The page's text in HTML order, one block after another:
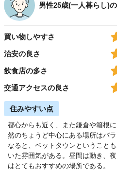
男性25歳(一人暮らし)
買い物しやすさ
治安の良さ
飲食店の多さ
交通アクセスの良さ
住みやすい点
都心からも近く、また鎌倉や箱根
然のちょうど中心にある場所はバ
なると、ベットタウンということ
いた雰囲気がある。昼間は動き、
はとてもおすすめの場所である。